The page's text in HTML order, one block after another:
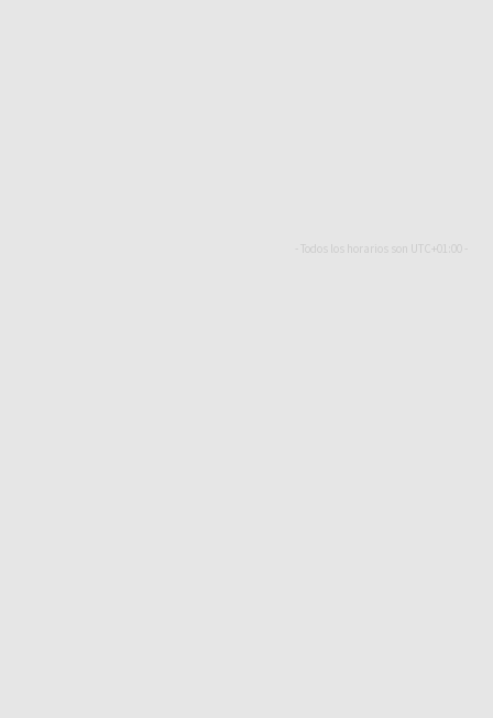
- Todos los horarios son UTC+01:00